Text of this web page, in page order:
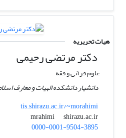
هیات تحریریه
دکتر مرتضی رحیمی
علوم قرآنی و فقه
دانشیار دانشکده الهیات و معارف
tis.shirazu.ac.ir/~morahimi
mrahimi
shirazu.ac.ir
0000-0001-9504-3895